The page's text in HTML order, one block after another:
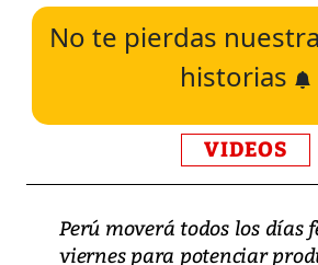
No te pierdas
historias
VIDEOS
Perú moverá todos los días
viernes para potenciar